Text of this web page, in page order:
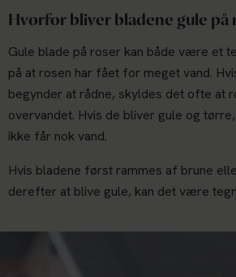
Hvorfor bliver bladene gule på
Gule blade på roser kan både være et
på at rosen har fået for meget vand.
begynder at rådne, skyldes det ofte at
overvandet. Hvis de bliver gule og
ikke får nok vand.
Hvis bladene først rammes af brune
derefter at blive gule, kan det være